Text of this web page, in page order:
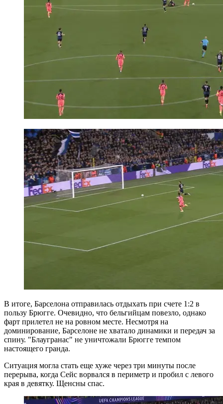
В итоге, Барселона отправилась отдыхать при счете 1:2 в
пользу Брюгге. Очевидно, что бельгийцам повезло, однако
фарт прилетел не на ровном месте. Несмотря на
доминирование, Барселоне не хватало динамики и передач за
спину. "Блаугранас" не уничтожали Брюгге темпом
настоящего гранда.
Ситуация могла стать еще хуже через три минуты после
перерыва, когда Сейс ворвался в периметр и пробил с левого
края в девятку. Щенсны спас.